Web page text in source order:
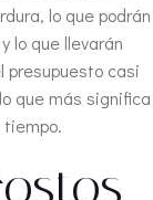
lo que podrán
lo que llevarán
presupuesto casi
que más significa
tiempo.